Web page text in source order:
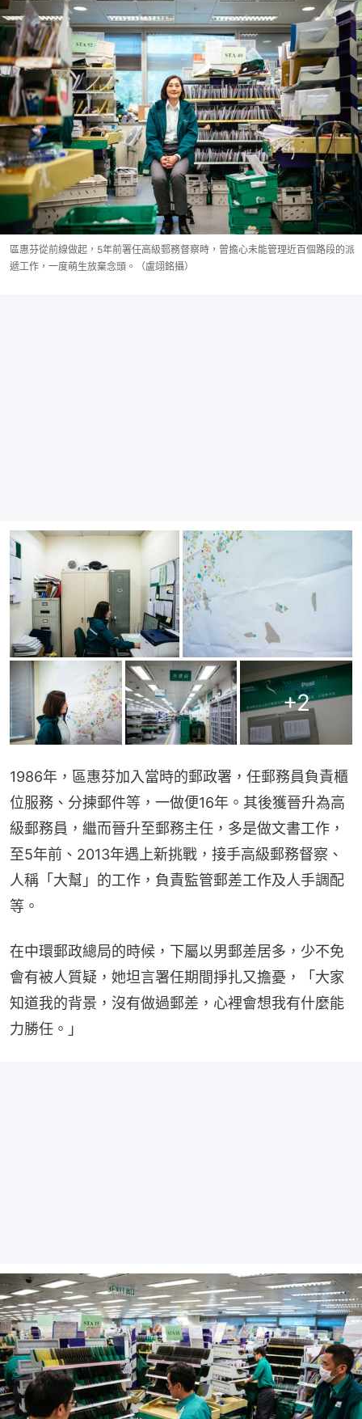
區惠芬從前線做起，5年前署任高級郵務督察時，曾擔心未能管理近百個路段的派
遞工作，一度萌生放棄念頭。（盧翊銘攝）
+2
1986年，區惠芬加入當時的郵政署，任郵務員負責櫃
位服務、分揀郵件等，一做便16年。其後獲晉升為高
級郵務員，繼而晉升至郵務主任，多是做文書工作，
至5年前、2013年遇上新挑戰，接手高級郵務督察、
人稱「大幫」的工作，負責監管郵差工作及人手調配
等。
在中環郵政總局的時候，下屬以男郵差居多，少不免
會有被人質疑，她坦言署任期間掙扎又擔憂，「大家
知道我的背景，沒有做過郵差，心裡會想我有什麼能
力勝任。」